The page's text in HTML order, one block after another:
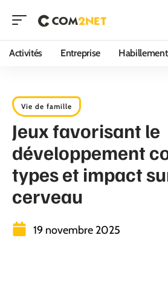
Activités Entreprise Habillement
Vie de famille
Jeux favorisant le
développement
types et impact
cerveau
19 novembre 2025